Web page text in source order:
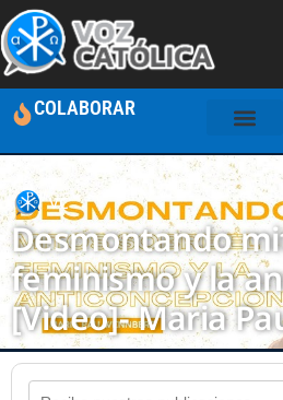
COLABORAR
VC
Desmontando
feminismo y la
[Video]- Maria